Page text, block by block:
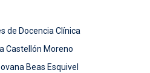
de Docencia Clínica
Castellón Moreno
Beas Esquivel